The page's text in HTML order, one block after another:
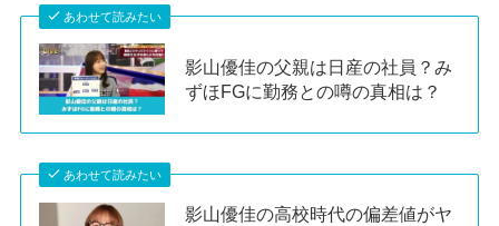
あわせて読みたい
影山優佳の父親は日産の社員？み
ずほFGに勤務との噂の真相は？
あわせて読みたい
影山優佳の高校時代の偏差値がヤ